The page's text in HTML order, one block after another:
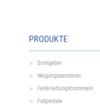
PRODUKTE
Drehgeber
Neigungssensoren
Federleitungstrommeln
Fußpedale